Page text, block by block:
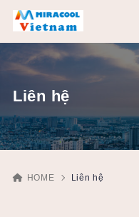
Liên hệ
HOME Liên hệ